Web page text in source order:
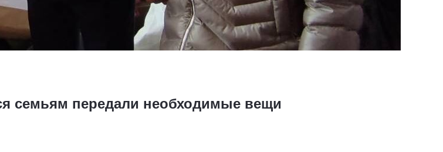
семьям передали необходимые вещи